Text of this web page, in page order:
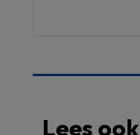
Lees ook